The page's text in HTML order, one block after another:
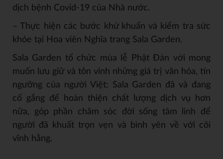
dịch bệnh Covid-19 của Nhà nước.
– Thực hiện các bước khử khuẩn và kiểm tra sức
khỏe tại Hoa viên Nghĩa trang Sala Garden.
Sala Garden tổ chức mùa lễ Phật Đản với mong
muốn lưu giữ và tôn vinh những giá trị văn hóa, tín
ngưỡng của người Việt; Sala Garden đã và đang
cố gắng để hoàn thiện chất lượng dịch vụ hơn
nữa, góp phần chăm sóc đời sống tâm linh để
người đã khuất trọn vẹn và bình yên về với cõi
vĩnh hằng.